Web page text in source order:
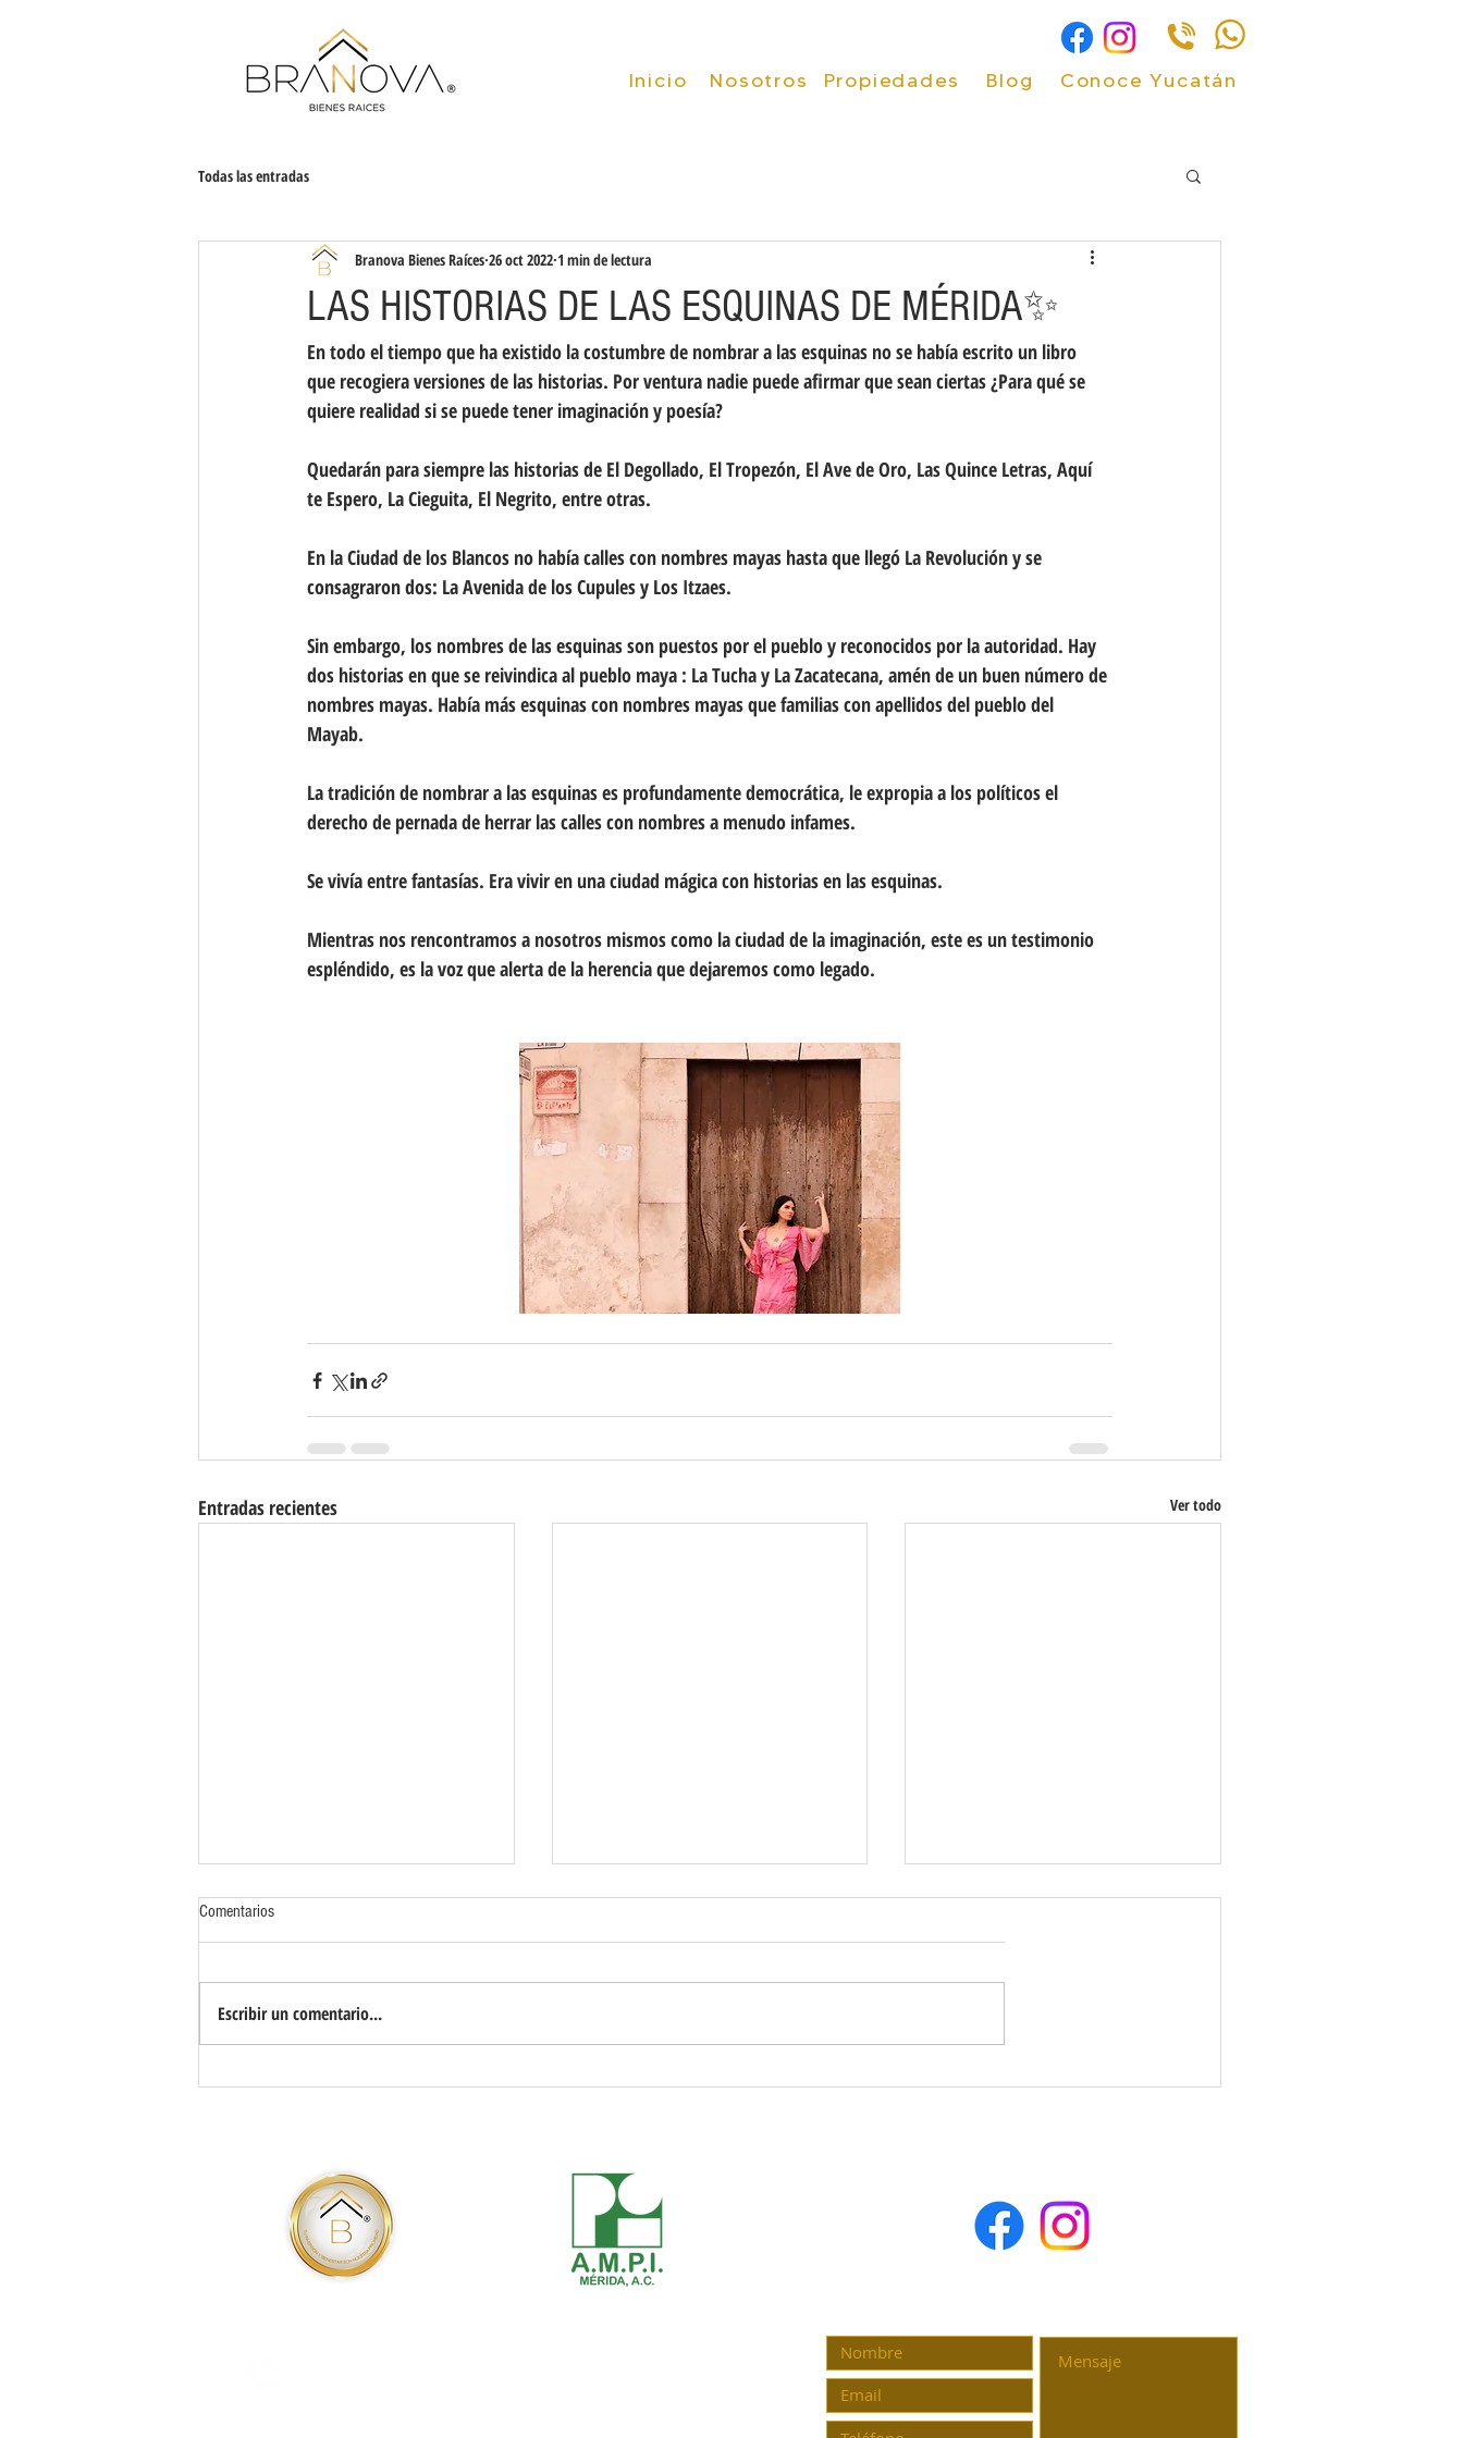
Inicio
Inicio Nosotros Propiedades Blog Conoce Yucatán
Todas las entradas
LAS HISTORIAS DE LAS ESQUINAS DE MÉRIDA✨
Branova Bienes Raíces 26 oct 2022 1 min de lectura
En todo el tiempo que ha existido la costumbre de nombrar a las esquinas no se había escrito un libro
que recogiera versiones de las historias. Por ventura nadie puede afirmar que sean ciertas ¿Para qué se
quiere realidad si se puede tener imaginación y poesía?
Quedarán para siempre las historias de El Degollado, El Tropezón, El Ave de Oro, Las Quince Letras, Aquí
te Espero, La Cieguita, El Negrito, entre otras.
En la Ciudad de los Blancos no había calles con nombres mayas hasta que llegó La Revolución y se
consagraron dos: La Avenida de los Cupules y Los Itzaes.
Sin embargo, los nombres de las esquinas son puestos por el pueblo y reconocidos por la autoridad. Hay
dos historias en que se reivindica al pueblo maya : La Tucha y La Zacatecana, amén de un buen número de
nombres mayas. Había más esquinas con nombres mayas que familias con apellidos del pueblo del
Mayab.
La tradición de nombrar a las esquinas es profundamente democrática, le expropia a los políticos el
derecho de pernada de herrar las calles con nombres a menudo infames.
Se vivía entre fantasías. Era vivir en una ciudad mágica con historias en las esquinas.
Mientras nos rencontramos a nosotros mismos como la ciudad de la imaginación, este es un testimonio
espléndido, es la voz que alerta de la herencia que dejaremos como legado.
Entradas recientes Ver todo
🛑👁️ ¡LA MÉRIDA ENIGMÁTICA: 3
Comentarios
Escribir un comentario...